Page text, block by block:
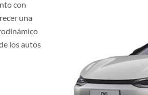
con
una
los autos